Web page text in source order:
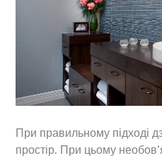
При правильному підході
простір. При цьому